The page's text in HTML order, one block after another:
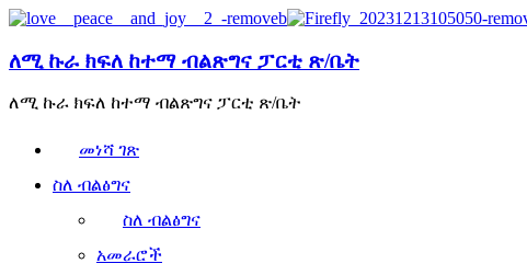
ለሚ ኩራ ክፍለ ከተማ ብልጽግና ፓርቲ ጽ/ቤት
ለሚ ኩራ ክፍለ ከተማ ብልጽግና ፓርቲ ጽ/ቤት
መነሻ ገጽ
ስለ ብልፅግና
ስለ ብልፅግና
አመራሮች